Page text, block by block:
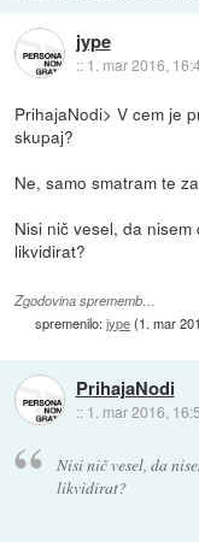
jype
:: 1. mar 2016,
PrihajaNodi> V cem je
skupaj?
Ne, samo smatram te
Nisi nič vesel, da
likvidirat?
Zgodovina sprememb…
spremenilo:jype(1. mar
PrihajaNodi
:: 1. mar 2016,
Nisi nič vesel, da
likvidirat?